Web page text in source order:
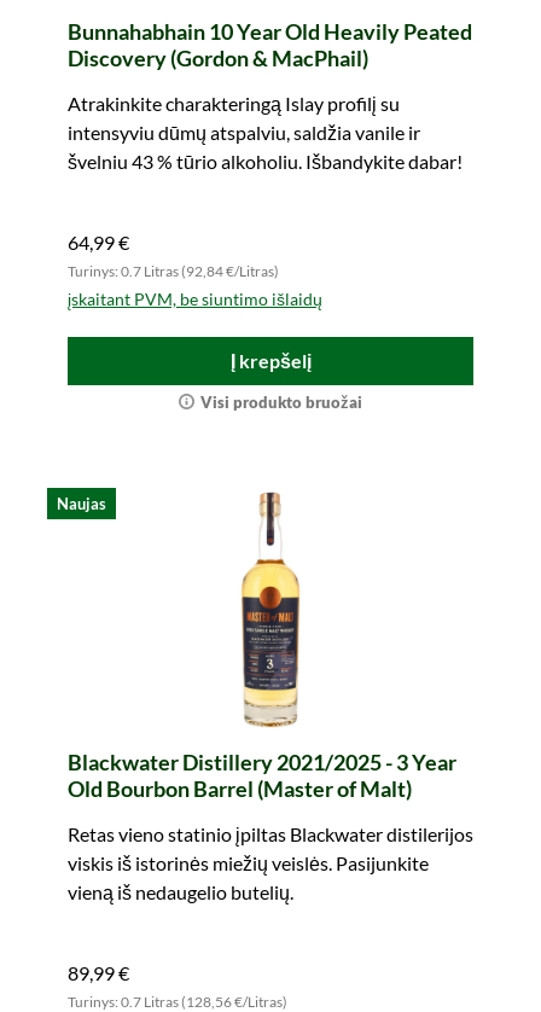
Bunnahabhain 10 Year Old Heavily Peated
Discovery (Gordon & MacPhail)
Atrakinkite charakteringą Islay profilį su
intensyviu dūmų atspalviu, saldžia vanile ir
švelniu 43 % tūrio alkoholiu. Išbandykite dabar!
64,99 €
Turinys: 0.7 Litras (92,84 €/Litras)
įskaitant PVM, be siuntimo išlaidų
Į krepšelį
Visi produkto bruožai
Naujas
Blackwater Distillery 2021/2025 - 3 Year
Old Bourbon Barrel (Master of Malt)
Retas vieno statinio įpiltas Blackwater distilerijos
viskis iš istorinės miežių veislės. Pasijunkite
vieną iš nedaugelio butelių.
89,99 €
Turinys: 0.7 Litras (128,56 €/Litras)